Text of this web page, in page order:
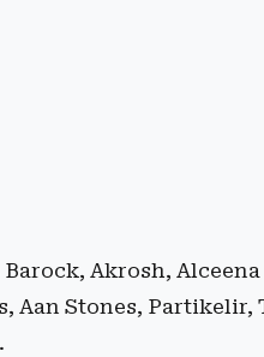
Akrosh,
Aan Stones,